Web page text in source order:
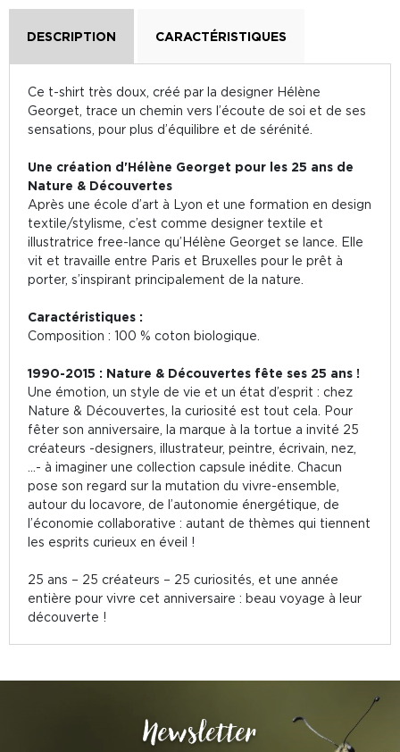
DESCRIPTION CARACTÉRISTIQUES
Ce t-shirt très doux, créé par la designer Hélène
Georget, trace un chemin vers l’écoute de soi et de ses
sensations, pour plus d’équilibre et de sérénité.
Une création d'Hélène Georget pour les 25 ans de
Nature & Découvertes
Après une école d’art à Lyon et une formation en design
textile/stylisme, c’est comme designer textile et
illustratrice free-lance qu’Hélène Georget se lance. Elle
vit et travaille entre Paris et Bruxelles pour le prêt à
porter, s’inspirant principalement de la nature.
Caractéristiques :
Composition : 100 % coton biologique.
1990-2015 : Nature & Découvertes fête ses 25 ans !
Une émotion, un style de vie et un état d’esprit : chez
Nature & Découvertes, la curiosité est tout cela. Pour
fêter son anniversaire, la marque à la tortue a invité 25
créateurs -designers, illustrateur, peintre, écrivain, nez,
…- à imaginer une collection capsule inédite. Chacun
pose son regard sur la mutation du vivre-ensemble,
autour du locavore, de l’autonomie énergétique, de
l’économie collaborative : autant de thèmes qui tiennent
les esprits curieux en éveil !
25 ans – 25 créateurs – 25 curiosités, et une année
entière pour vivre cet anniversaire : beau voyage à leur
découverte !
Newsletter